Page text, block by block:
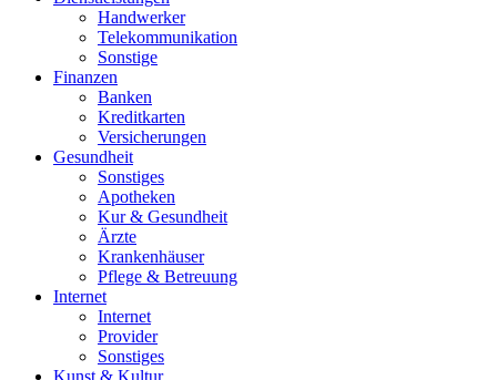
Handwerker
Telekommunikation
Sonstige
Finanzen
Banken
Kreditkarten
Versicherungen
Gesundheit
Sonstiges
Apotheken
Kur & Gesundheit
Ärzte
Krankenhäuser
Pflege & Betreuung
Internet
Internet
Provider
Sonstiges
Kunst & Kultur